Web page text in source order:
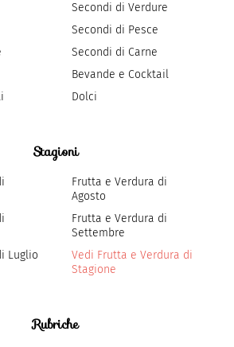
Secondi di Verdure
Secondi di Pesce
Secondi di Carne
Bevande e Cocktail
Dolci
Stagioni
Luglio
Frutta e Verdura di
Agosto
Frutta e Verdura di
Settembre
Vedi Frutta e Verdura di
Stagione
Rubriche